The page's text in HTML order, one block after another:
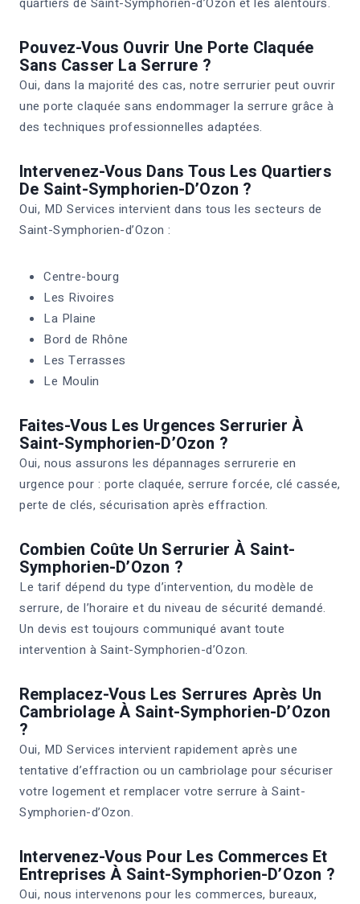
Pouvez-Vous Ouvrir Une Porte Claquée
Sans Casser La Serrure ?
Oui, dans la majorité des cas, notre serrurier peut ouvrir
une porte claquée sans endommager la serrure grâce à
des techniques professionnelles adaptées.
Intervenez-Vous Dans Tous Les Quartiers
De Saint-Symphorien-D’Ozon ?
Oui, MD Services intervient dans tous les secteurs de
Saint-Symphorien-d’Ozon :
Centre-bourg
Les Rivoires
La Plaine
Bord de Rhône
Les Terrasses
Le Moulin
Faites-Vous Les Urgences Serrurier À
Saint-Symphorien-D’Ozon ?
Oui, nous assurons les dépannages serrurerie en
urgence pour : porte claquée, serrure forcée, clé cassée,
perte de clés, sécurisation après effraction.
Combien Coûte Un Serrurier À Saint-
Symphorien-D’Ozon ?
Le tarif dépend du type d’intervention, du modèle de
serrure, de l’horaire et du niveau de sécurité demandé.
Un devis est toujours communiqué avant toute
intervention à Saint-Symphorien-d’Ozon.
Remplacez-Vous Les Serrures Après Un
Cambriolage À Saint-Symphorien-D’Ozon
?
Oui, MD Services intervient rapidement après une
tentative d’effraction ou un cambriolage pour sécuriser
votre logement et remplacer votre serrure à Saint-
Symphorien-d’Ozon.
Intervenez-Vous Pour Les Commerces Et
Entreprises À Saint-Symphorien-D’Ozon ?
Oui, nous intervenons pour les commerces, bureaux,